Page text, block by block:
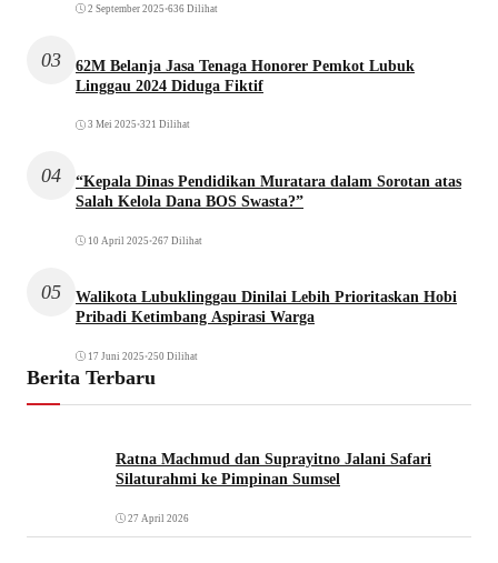
2 September 2025 •636 Dilihat
03
62M Belanja Jasa Tenaga Honorer Pemkot Lubuk
Linggau 2024 Diduga Fiktif
3 Mei 2025 •321 Dilihat
04
“Kepala Dinas Pendidikan Muratara dalam Sorotan atas
Salah Kelola Dana BOS Swasta?”
10 April 2025 •267 Dilihat
05
Walikota Lubuklinggau Dinilai Lebih Prioritaskan Hobi
Pribadi Ketimbang Aspirasi Warga
17 Juni 2025 •250 Dilihat
Berita Terbaru
Ratna Machmud dan Suprayitno Jalani Safari
Silaturahmi ke Pimpinan Sumsel
27 April 2026